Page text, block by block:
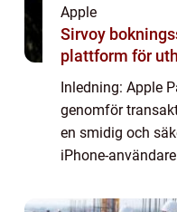
Apple
Sirvoy bokningssystem så
plattform för
Inledning: Apple
genomför
en smidig och
iPhone-
som finns